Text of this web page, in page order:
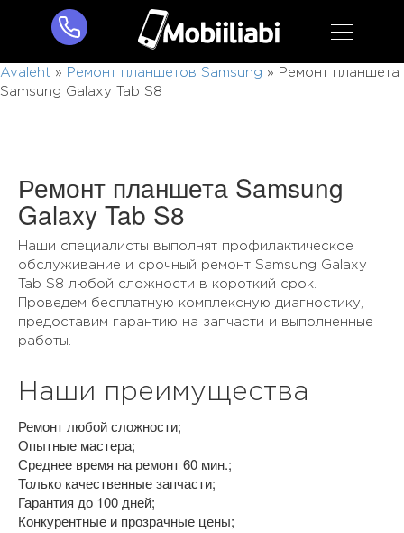
Avaleht » Ремонт планшетов Samsung »
Ремонт планшета
Samsung Galaxy Tab S8
Ремонт планшета Samsung
Galaxy Tab S8
Наши специалисты выполнят профилактическое
обслуживание и срочный ремонт Samsung Galaxy
Tab S8 любой сложности в короткий срок.
Проведем бесплатную комплексную диагностику,
предоставим гарантию на запчасти и выполненные
работы.
Наши преимущества
Ремонт любой сложности;
Опытные мастера;
Среднее время на ремонт 60 мин.;
Только качественные запчасти;
Гарантия до 100 дней;
Конкурентные и прозрачные цены;